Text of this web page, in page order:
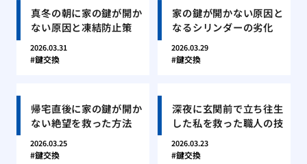
真冬の朝に家の鍵が開か
ない原因と凍結防止策
2026.03.31
鍵交換
家の鍵が開かない原因と
なるシリンダーの劣化
2026.03.29
鍵交換
帰宅直後に家の鍵が開か
ない絶望を救った方法
2026.03.25
鍵交換
深夜に玄関前で立ち往生
した私を救った職人の技
2026.03.23
鍵交換